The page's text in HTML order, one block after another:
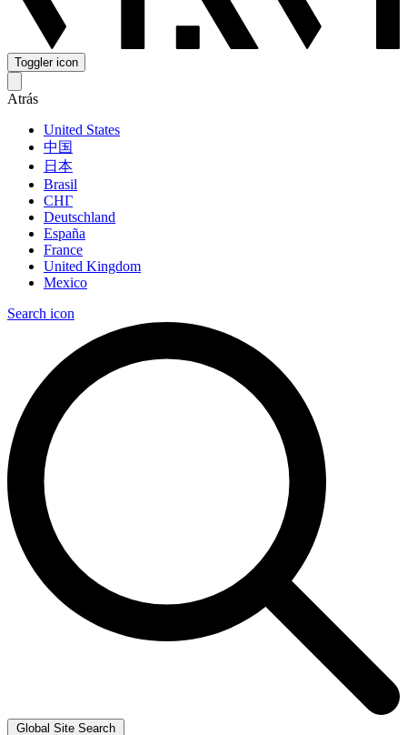
Toggler icon
Atrás
United States
中国
日本
Brasil
СНГ
Deutschland
España
France
United Kingdom
Mexico
Search icon
Global Site Search